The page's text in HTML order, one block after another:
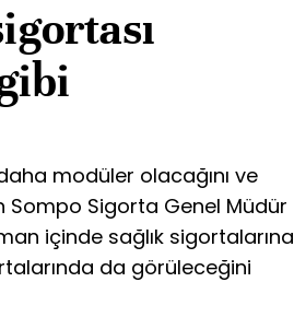
modüler olacağını ve
Sompo Sigorta Genel Müdür
içinde sağlık sigortalarına
da görüleceğini